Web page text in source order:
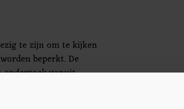
te zijn om te kijken
beperkt. De
onderzoek vanuit
naar de verdeling
ook bij.